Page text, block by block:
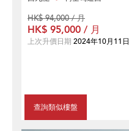
查詢類似樓盤
HK$ 94,000 / 月
HK$ 95,000 / 月
上次升價日期 2024年10月11日